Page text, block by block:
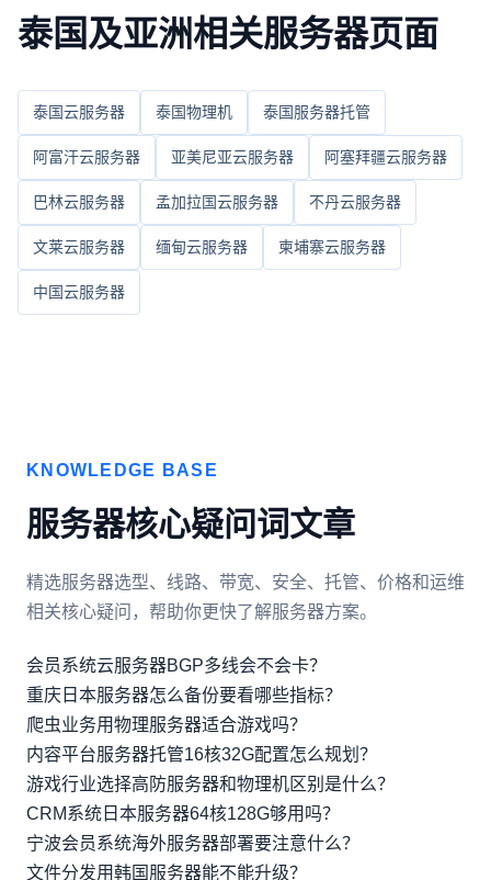
泰国及亚洲相关服务器页面
泰国云服务器 泰国物理机 泰国服务器托管
阿富汗云服务器 亚美尼亚云服务器 阿塞拜疆云服务器
巴林云服务器 孟加拉国云服务器 不丹云服务器
文莱云服务器 缅甸云服务器 柬埔寨云服务器
中国云服务器
KNOWLEDGE BASE
服务器核心疑问词文章
精选服务器选型、线路、带宽、安全、托管、价格和运维
相关核心疑问，帮助你更快了解服务器方案。
会员系统云服务器BGP多线会不会卡？
重庆日本服务器怎么备份要看哪些指标？
爬虫业务用物理服务器适合游戏吗？
内容平台服务器托管16核32G配置怎么规划？
游戏行业选择高防服务器和物理机区别是什么？
CRM系统日本服务器64核128G够用吗？
宁波会员系统海外服务器部署要注意什么？
文件分发用韩国服务器能不能升级？